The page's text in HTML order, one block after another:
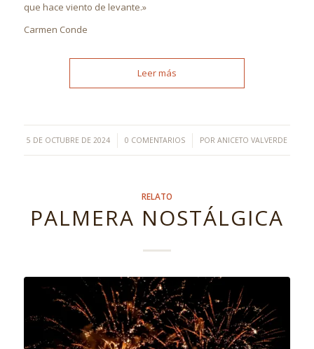
que hace viento de levante.»
Carmen Conde
Leer más
5 DE OCTUBRE DE 2024
/ 0 COMENTARIOS
/ POR ANICETO VALVERDE
RELATO
PALMERA NOSTÁLGICA